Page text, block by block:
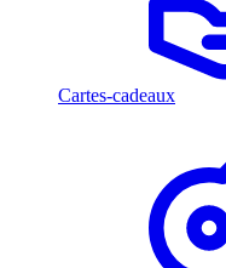
Cartes-cadeaux